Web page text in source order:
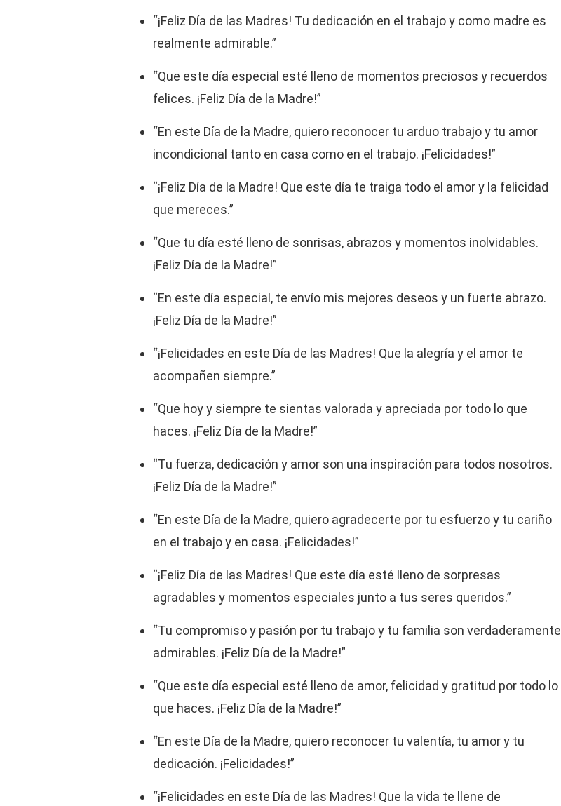
“¡Feliz Día de las Madres! Tu dedicación en el trabajo y como madre es
realmente admirable.”
“Que este día especial esté lleno de momentos preciosos y recuerdos
felices. ¡Feliz Día de la Madre!”
“En este Día de la Madre, quiero reconocer tu arduo trabajo y tu amor
incondicional tanto en casa como en el trabajo. ¡Felicidades!”
“¡Feliz Día de la Madre! Que este día te traiga todo el amor y la felicidad
que mereces.”
“Que tu día esté lleno de sonrisas, abrazos y momentos inolvidables.
¡Feliz Día de la Madre!”
“En este día especial, te envío mis mejores deseos y un fuerte abrazo.
¡Feliz Día de la Madre!”
“¡Felicidades en este Día de las Madres! Que la alegría y el amor te
acompañen siempre.”
“Que hoy y siempre te sientas valorada y apreciada por todo lo que
haces. ¡Feliz Día de la Madre!”
“Tu fuerza, dedicación y amor son una inspiración para todos nosotros.
¡Feliz Día de la Madre!”
“En este Día de la Madre, quiero agradecerte por tu esfuerzo y tu cariño
en el trabajo y en casa. ¡Felicidades!”
“¡Feliz Día de las Madres! Que este día esté lleno de sorpresas
agradables y momentos especiales junto a tus seres queridos.”
“Tu compromiso y pasión por tu trabajo y tu familia son verdaderamente
admirables. ¡Feliz Día de la Madre!”
“Que este día especial esté lleno de amor, felicidad y gratitud por todo lo
que haces. ¡Feliz Día de la Madre!”
“En este Día de la Madre, quiero reconocer tu valentía, tu amor y tu
dedicación. ¡Felicidades!”
“¡Felicidades en este Día de las Madres! Que la vida te llene de